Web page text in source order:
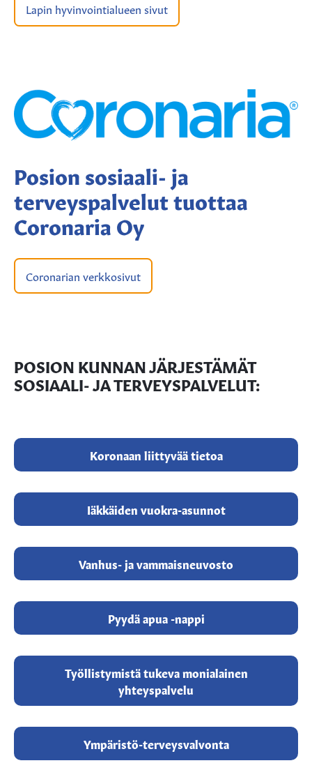
Lapin hyvinvointialueen sivut
Posion sosiaali- ja
terveyspalvelut tuottaa
Coronaria Oy
Coronarian verkkosivut
POSION KUNNAN JÄRJESTÄMÄT
SOSIAALI- JA TERVEYSPALVELUT:
Koronaan liittyvää tietoa
Iäkkäiden vuokra-asunnot
Vanhus- ja vammaisneuvosto
Pyydä apua -nappi
Työllistymistä tukeva monialainen
yhteyspalvelu
Ympäristö-terveysvalvonta